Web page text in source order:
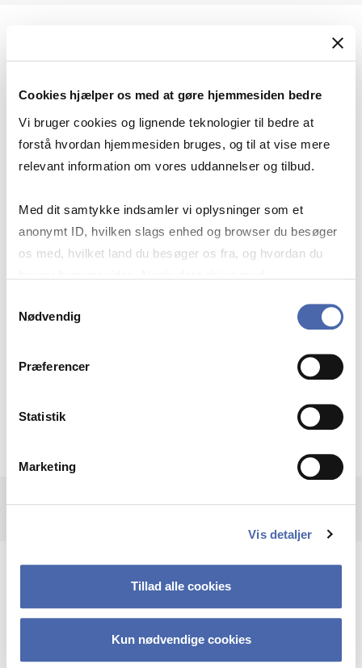
Cookies hjælper os med at gøre hjemmesiden bedre
Vi bruger cookies og lignende teknologier til bedre at
forstå hvordan hjemmesiden bruges, og til at vise mere
relevant information om vores uddannelser og tilbud.
Med dit samtykke indsamler vi oplysninger som et
anonymt ID, hvilken slags enhed og browser du besøger
os med, hvilket land du besøger os fra, og hvordan du
markedsføring. Du bestemmer selv - og kan altid trække
Nødvendig
Præferencer
Statistik
Marketing
Vis detaljer
Tillad alle cookies
Kun nødvendige cookies
Geopolitik og businesssikkerhed
navigerer man som virksomhed?
Krigen i Ukraine
Cybersikkerhed